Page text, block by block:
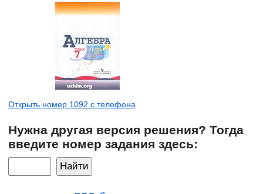
Открыть номер 1092 с телефона
Нужна другая версия решения? Тогда
введите номер задания здесь: